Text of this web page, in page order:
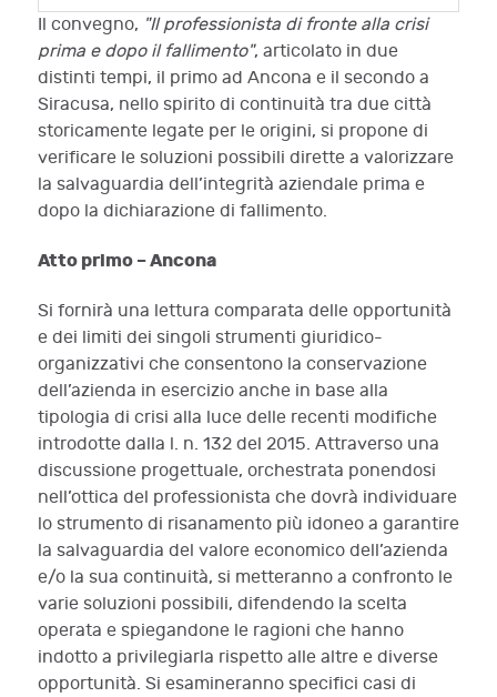
Il convegno, "Il professionista di fronte alla crisi
prima e dopo il fallimento", articolato in due
distinti tempi, il primo ad Ancona e il secondo a
Siracusa, nello spirito di continuità tra due città
storicamente legate per le origini, si propone di
verificare le soluzioni possibili dirette a valorizzare
la salvaguardia dell’integrità aziendale prima e
dopo la dichiarazione di fallimento.
Atto primo – Ancona
Si fornirà una lettura comparata delle opportunità
e dei limiti dei singoli strumenti giuridico-
organizzativi che consentono la conservazione
dell’azienda in esercizio anche in base alla
tipologia di crisi alla luce delle recenti modifiche
introdotte dalla l. n. 132 del 2015. Attraverso una
discussione progettuale, orchestrata ponendosi
nell’ottica del professionista che dovrà individuare
lo strumento di risanamento più idoneo a garantire
la salvaguardia del valore economico dell’azienda
e/o la sua continuità, si metteranno a confronto le
varie soluzioni possibili, difendendo la scelta
operata e spiegandone le ragioni che hanno
indotto a privilegiarla rispetto alle altre e diverse
opportunità. Si esamineranno specifici casi di